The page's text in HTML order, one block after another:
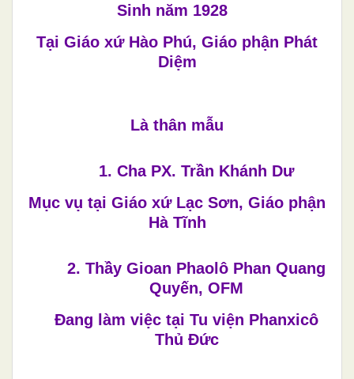
Sinh năm 1928
Tại Giáo xứ Hào Phú, Giáo phận Phát
Diệm
Là thân mẫu
1. Cha PX. Trần Khánh Dư
Mục vụ tại Giáo xứ Lạc Sơn, Giáo phận
Hà Tĩnh
2. Thầy Gioan Phaolô Phan Quang
Quyến, OFM
Đang làm việc tại Tu viện Phanxicô
Thủ Đức